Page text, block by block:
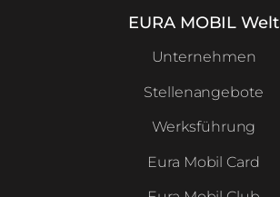
EURA MOBIL Welt
Unternehmen
Stellenangebote
Werksführung
Eura Mobil Card